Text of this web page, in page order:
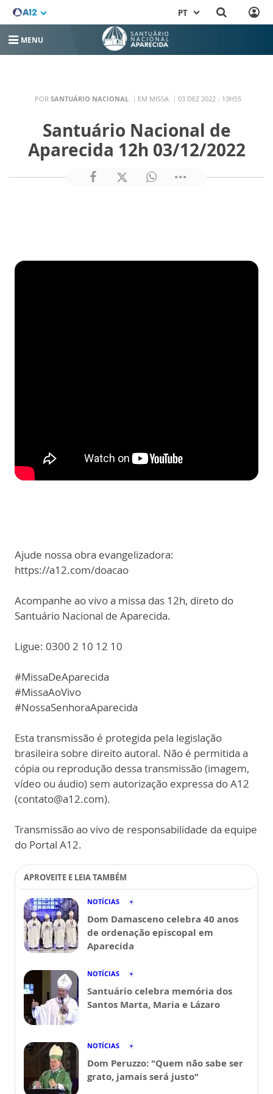
PT
MENU
POR SANTUÁRIO NACIONAL EM MISSA 03 DEZ 2022 - 13H55
Santuário Nacional de
Aparecida 12h 03/12/2022
Ajude nossa obra evangelizadora:
https://a12.com/doacao
Acompanhe ao vivo a missa das 12h, direto do
Santuário Nacional de Aparecida.
Ligue: 0300 2 10 12 10
#MissaDeAparecida
#MissaAoVivo
#NossaSenhoraAparecida
Esta transmissão é protegida pela legislação
brasileira sobre direito autoral. Não é permitida a
cópia ou reprodução dessa transmissão (imagem,
vídeo ou áudio) sem autorização expressa do A12
(contato@a12.com).
Transmissão ao vivo de responsabilidade da equipe
do Portal A12.
APROVEITE E LEIA TAMBÉM
NOTÍCIAS
Dom Damasceno celebra 40 anos
de ordenação episcopal em
Aparecida
NOTÍCIAS
Santuário celebra memória dos
Santos Marta, Maria e Lázaro
NOTÍCIAS
Dom Peruzzo: "Quem não sabe ser
grato, jamais será justo"